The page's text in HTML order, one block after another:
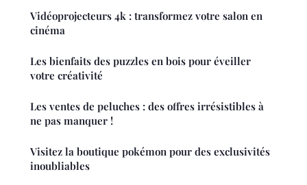
Vidéoprojecteurs 4k : transformez votre salon en
cinéma
Les bienfaits des puzzles en bois pour éveiller
votre créativité
Les ventes de peluches : des offres irrésistibles à
ne pas manquer !
Visitez la boutique pokémon pour des exclusivités
inoubliables